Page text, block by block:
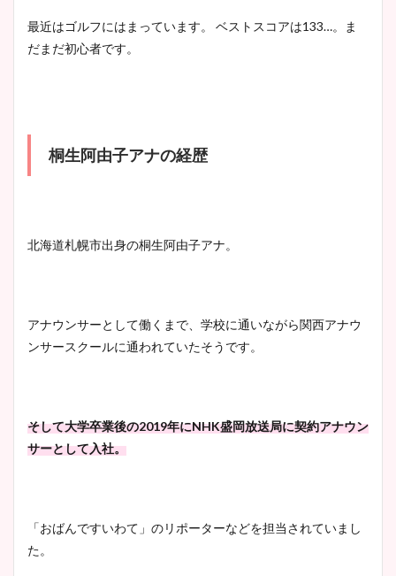
最近はゴルフにはまっています。 ベストスコアは133…。ま
だまだ初心者です。
桐生阿由子アナの経歴
北海道札幌市出身の桐生阿由子アナ。
アナウンサーとして働くまで、学校に通いながら関西アナウ
ンサースクールに通われていたそうです。
そして大学卒業後の2019年にNHK盛岡放送局に契約アナウン
サーとして入社。
「おばんですいわて」のリポーターなどを担当されていまし
た。